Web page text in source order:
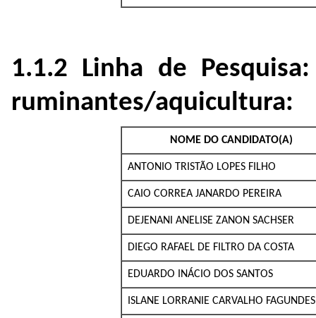
1.1.2 Linha de
ruminantes/aquicultura:
NOME DO CANDIDATO(A)
ANTONIO TRISTÃO LOPES FILHO
CAIO CORREA JANARDO PEREIRA
DEJENANI ANELISE ZANON SACHSER
DIEGO RAFAEL DE FILTRO DA COSTA
EDUARDO INÁCIO DOS SANTOS
ISLANE LORRANIE CARVALHO FAGUNDES